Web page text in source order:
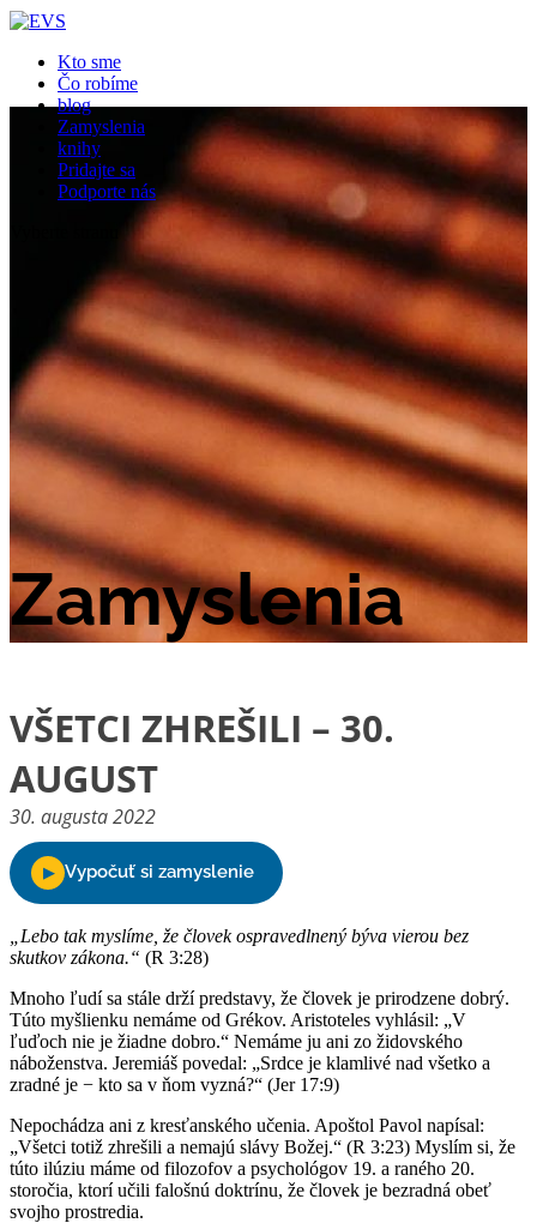
Kto sme
Čo robíme
blog
Zamyslenia
knihy
Pridajte sa
Podporte nás
Zamyslenia
VŠETCI ZHREŠILI – 30.
AUGUST
30. augusta 2022
„Lebo tak myslíme, že človek ospravedlnený býva vierou bez
skutkov zákona.“ (R 3:28)
Mnoho ľudí sa stále drží predstavy, že človek je prirodzene dobrý.
Túto myšlienku nemáme od Grékov. Aristoteles vyhlásil: „V
ľuďoch nie je žiadne dobro.“ Nemáme ju ani zo židovského
náboženstva. Jeremiáš povedal: „Srdce je klamlivé nad všetko a
zradné je − kto sa v ňom vyzná?“ (Jer 17:9)
Nepochádza ani z kresťanského učenia. Apoštol Pavol napísal:
„Všetci totiž zhrešili a nemajú slávy Božej.“ (R 3:23) Myslím si, že
túto ilúziu máme od filozofov a psychológov 19. a raného 20.
storočia, ktorí učili falošnú doktrínu, že človek je bezradná obeť
svojho prostredia.